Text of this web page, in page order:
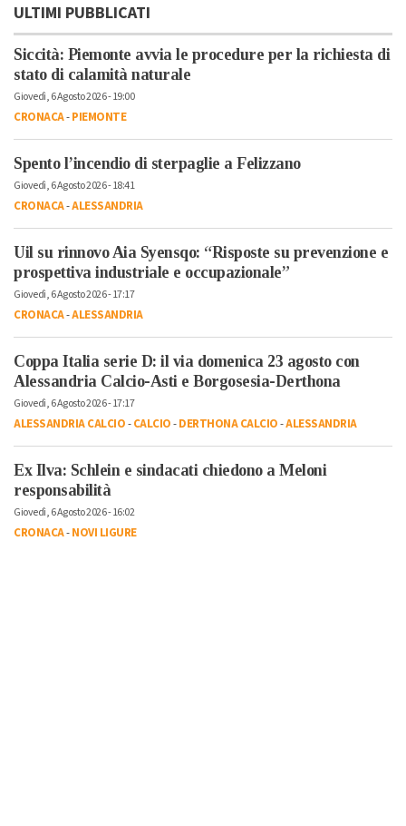
ULTIMI PUBBLICATI
Siccità: Piemonte avvia le procedure per la richiesta di
stato di calamità naturale
Giovedì, 6 Agosto 2026 - 19:00
CRONACA-PIEMONTE
Spento l’incendio di sterpaglie a Felizzano
Giovedì, 6 Agosto 2026 - 18:41
CRONACA-ALESSANDRIA
Uil su rinnovo Aia Syensqo: “Risposte su prevenzione e
prospettiva industriale e occupazionale”
Giovedì, 6 Agosto 2026 - 17:17
CRONACA-ALESSANDRIA
Coppa Italia serie D: il via domenica 23 agosto con
Alessandria Calcio-Asti e Borgosesia-Derthona
Giovedì, 6 Agosto 2026 - 17:17
ALESSANDRIA CALCIO-CALCIO-DERTHONA CALCIO-ALESSANDRIA
Ex Ilva: Schlein e sindacati chiedono a Meloni
responsabilità
Giovedì, 6 Agosto 2026 - 16:02
CRONACA-NOVI LIGURE